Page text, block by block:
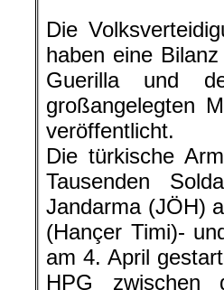
Die
haben eine
Guerilla und
großangelegten
veröffentlicht.
Die türkische
Tausenden
Jandarma (JÖH)
(Hançer Timi)-
am 4. April
HPG